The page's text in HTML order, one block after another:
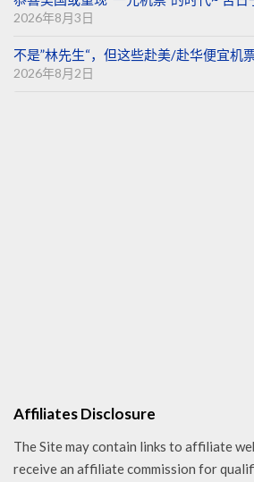
2026年8月3日
不是”林先生“，但这些赴美/赴华便宜机
2026年8月2日
Affiliates Disclosure
The Site may contain links to affiliate
receive an affiliate commission for